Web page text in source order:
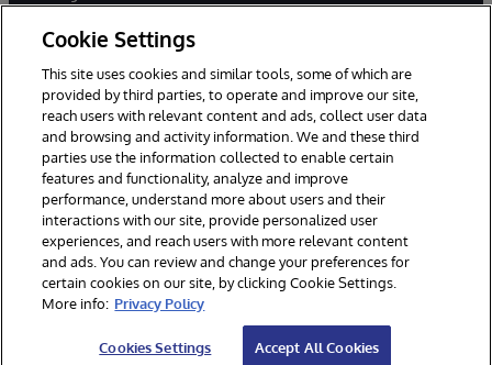
© 1996-2026 InterSystems Corporation, Boston, MA. Alle Rechte
vorbehalten.
Mitteilungen/Geschäftsbedingungen
Geld-zurück-Garantie
Impressum Barrierefreiheit
Cookie Settings
This site uses cookies and similar tools, some of which are
provided by third parties, to operate and improve our site,
reach users with relevant content and ads, collect user data
and browsing and activity information. We and these third
parties use the information collected to enable certain
features and functionality, analyze and improve
performance, understand more about users and their
interactions with our site, provide personalized user
experiences, and reach users with more relevant content
and ads. You can review and change your preferences for
certain cookies on our site, by clicking Cookie Settings.
More info: Privacy Policy
Cookies Settings Accept All Cookies